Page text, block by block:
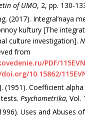
of UMO, 2, рр. 130-
(2017). Integral’naya
kul’tury [The
culture investigation].
from
PDF/
10.15862/
(1951). Coefficient
Psychometrika, Vol.
Uses and Abuses